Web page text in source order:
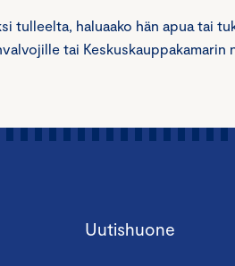
tulleelta, haluaako hän apua tai
tai
Uutishuone